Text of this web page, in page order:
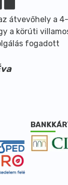
átvevőhely a
a körúti
fogadott